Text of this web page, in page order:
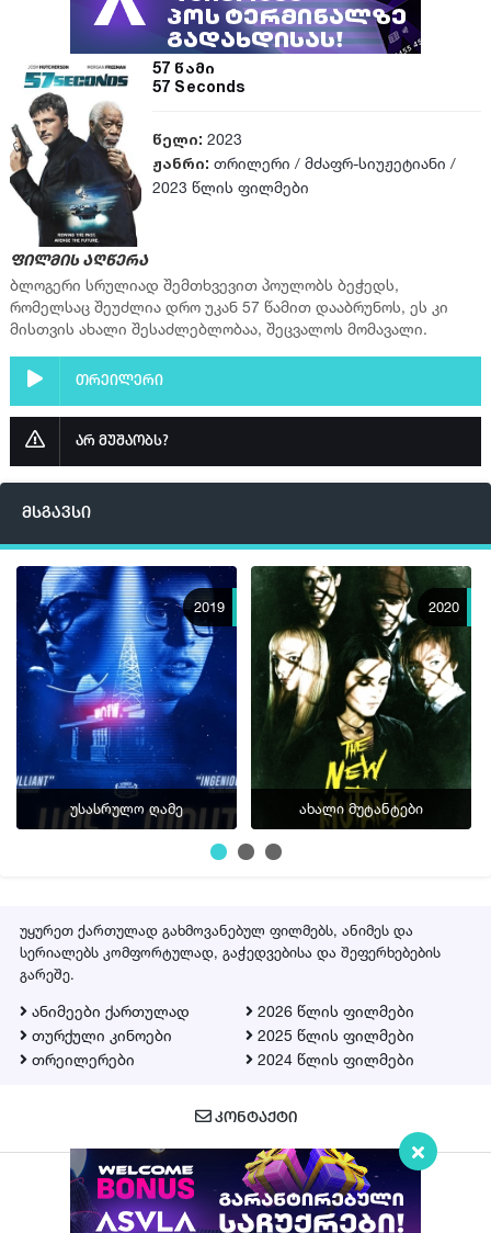
57 წამი
57 Seconds
წელი: 2023
ჟანრი: თრილერი / მძაფრ-სიუჟეტიანი /
2023 წლის ფილმები
ფილმის აღწერა
ბლოგერი სრულიად შემთხვევით პოულობს ბეჭედს,
რომელსაც შეუძლია დრო უკან 57 წამით დააბრუნოს, ეს კი
მისთვის ახალი შესაძლებლობაა, შეცვალოს მომავალი.
თრეილერი
არ მუშაობს?
მსგავსი
2019
უსასრულო ღამე
2020
ახალი მუტანტები
უყურეთ ქართულად გახმოვანებულ ფილმებს, ანიმეს და
სერიალებს კომფორტულად, გაჭედვებისა და შეფერხებების
გარეშე.
ანიმეები ქართულად
თურქული კინოები
თრეილერები
2026 წლის ფილმები
2025 წლის ფილმები
2024 წლის ფილმები
ᲙᲝᲜᲢᲐᲥᲢᲘ
Qartulad.in © 2026